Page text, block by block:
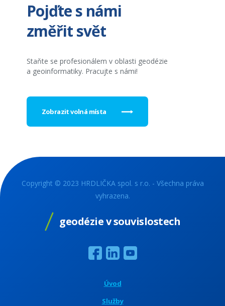
Pojďte s námi
změřit svět
Staňte se profesionálem v oblasti geodézie
a geoinformatiky. Pracujte s námi!
Zobrazit volná místa
Copyright © 2023 HRDLIČKA spol. s r.o. - Všechna práva
vyhrazena.
geodézie v souvislostech
Úvod
Služby